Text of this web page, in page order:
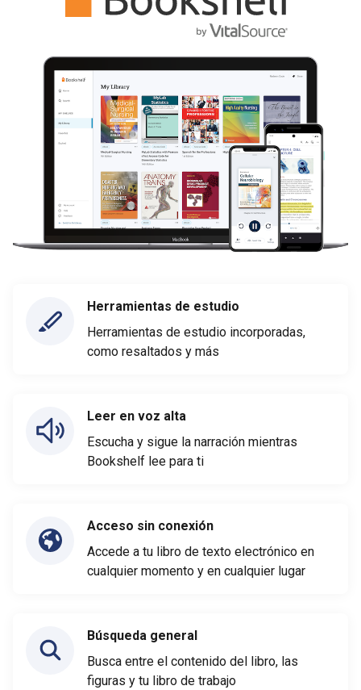
Herramientas de estudio
Herramientas de estudio incorporadas,
como resaltados y más
Leer en voz alta
Escucha y sigue la narración mientras
Bookshelf lee para ti
Acceso sin conexión
Accede a tu libro de texto electrónico en
cualquier momento y en cualquier lugar
Búsqueda general
Busca entre el contenido del libro, las
figuras y tu libro de trabajo